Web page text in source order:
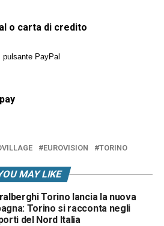
o carta di credito
EUROVISION TORINO
MAY LIKE
Torino lancia la nuova
Torino si racconta negli
del Nord Italia